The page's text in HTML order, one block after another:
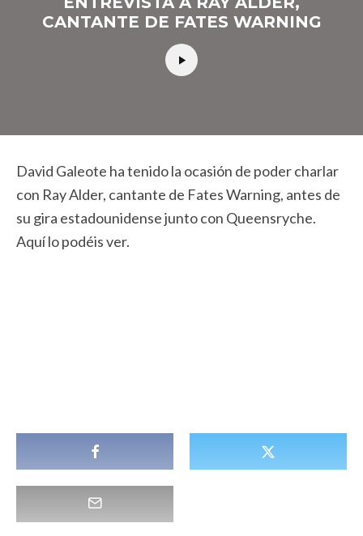
CANTANTE DE FATES WARNING
David Galeote ha tenido la ocasión de poder charlar
con Ray Alder, cantante de Fates Warning, antes de
su gira estadounidense junto con Queensryche.
Aquí lo podéis ver.